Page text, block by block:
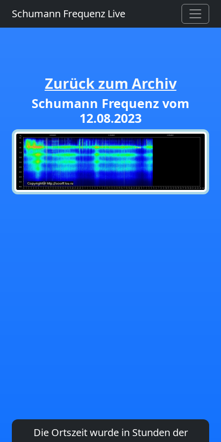
Schumann Frequenz Live
Zurück zum Archiv
Schumann Frequenz vom
12.08.2023
Die Ortszeit wurde in Stunden der